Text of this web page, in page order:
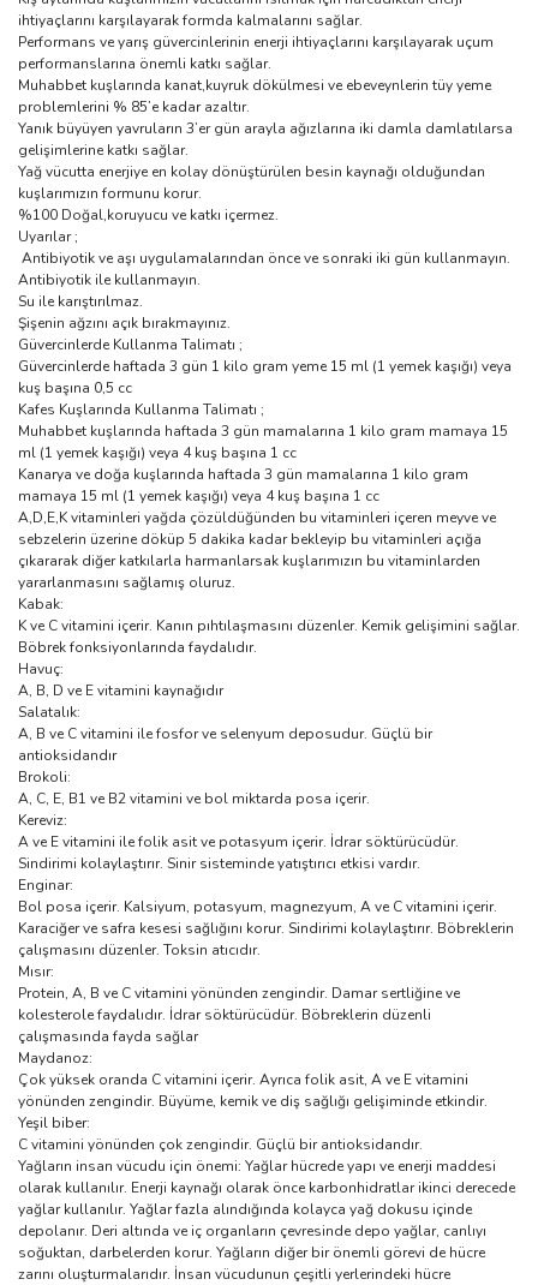
ihtiyaçlarını karşılayarak formda kalmalarını sağlar.
Performans ve yarış güvercinlerinin enerji ihtiyaçlarını karşılayarak uçum
performanslarına önemli katkı sağlar.
Muhabbet kuşlarında kanat,kuyruk dökülmesi ve ebeveynlerin tüy yeme
problemlerini % 85’e kadar azaltır.
Yanık büyüyen yavruların 3’er gün arayla ağızlarına iki damla damlatılarsa
gelişimlerine katkı sağlar.
Yağ vücutta enerjiye en kolay dönüştürülen besin kaynağı olduğundan
kuşlarımızın formunu korur.
%100 Doğal,koruyucu ve katkı içermez.
Uyarılar ;
Antibiyotik ve aşı uygulamalarından önce ve sonraki iki gün kullanmayın.
Antibiyotik ile kullanmayın.
Su ile karıştırılmaz.
Şişenin ağzını açık bırakmayınız.
Güvercinlerde Kullanma Talimatı ;
Güvercinlerde haftada 3 gün 1 kilo gram yeme 15 ml (1 yemek kaşığı) veya
kuş başına 0,5 cc
Kafes Kuşlarında Kullanma Talimatı ;
Muhabbet kuşlarında haftada 3 gün mamalarına 1 kilo gram mamaya 15
ml (1 yemek kaşığı) veya 4 kuş başına 1 cc
Kanarya ve doğa kuşlarında haftada 3 gün mamalarına 1 kilo gram
mamaya 15 ml (1 yemek kaşığı) veya 4 kuş başına 1 cc
A,D,E,K vitaminleri yağda çözüldüğünden bu vitaminleri içeren meyve ve
sebzelerin üzerine döküp 5 dakika kadar bekleyip bu vitaminleri açığa
çıkararak diğer katkılarla harmanlarsak kuşlarımızın bu vitaminlarden
yararlanmasını sağlamış oluruz.
Kabak:
K ve C vitamini içerir. Kanın pıhtılaşmasını düzenler. Kemik gelişimini sağlar.
Böbrek fonksiyonlarında faydalıdır.
Havuç:
A, B, D ve E vitamini kaynağıdır
Salatalık:
A, B ve C vitamini ile fosfor ve selenyum deposudur. Güçlü bir
antioksidandır
Brokoli:
A, C, E, B1 ve B2 vitamini ve bol miktarda posa içerir.
Kereviz:
A ve E vitamini ile folik asit ve potasyum içerir. İdrar söktürücüdür.
Sindirimi kolaylaştırır. Sinir sisteminde yatıştırıcı etkisi vardır.
Enginar:
Bol posa içerir. Kalsiyum, potasyum, magnezyum, A ve C vitamini içerir.
Karaciğer ve safra kesesi sağlığını korur. Sindirimi kolaylaştırır. Böbreklerin
çalışmasını düzenler. Toksin atıcıdır.
Mısır:
Protein, A, B ve C vitamini yönünden zengindir. Damar sertliğine ve
kolesterole faydalıdır. İdrar söktürücüdür. Böbreklerin düzenli
çalışmasında fayda sağlar
Maydanoz:
Çok yüksek oranda C vitamini içerir. Ayrıca folik asit, A ve E vitamini
yönünden zengindir. Büyüme, kemik ve diş sağlığı gelişiminde etkindir.
Yeşil biber:
C vitamini yönünden çok zengindir. Güçlü bir antioksidandır.
Yağların insan vücudu için önemi: Yağlar hücrede yapı ve enerji maddesi
olarak kullanılır. Enerji kaynağı olarak önce karbonhidratlar ikinci derecede
yağlar kullanılır. Yağlar fazla alındığında kolayca yağ dokusu içinde
depolanır. Deri altında ve iç organların çevresinde depo yağlar, canlıyı
soğuktan, darbelerden korur. Yağların diğer bir önemli görevi de hücre
zarını oluşturmalarıdır. İnsan vücudunun çeşitli yerlerindeki hücre